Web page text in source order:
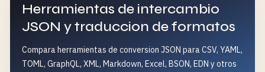
Herramientas de intercambio
JSON y traduccion de formatos
Compara herramientas de conversion JSON para CSV, YAML,
TOML, GraphQL, XML, Markdown, Excel, BSON, EDN y otros